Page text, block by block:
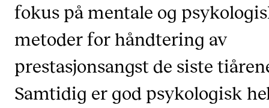
Nettverk
AKTUELT
Arrangementer og konserter
fokus på mentale og
metoder for håndtering av
prestasjonsangst de siste
Samtidig er god psykologisk